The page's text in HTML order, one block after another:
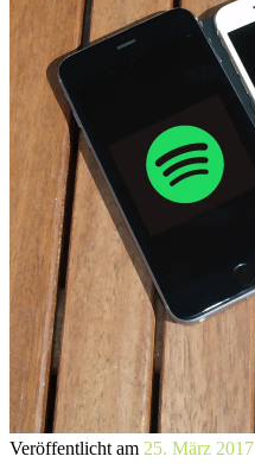
Veröffentlicht am 25. März 2017